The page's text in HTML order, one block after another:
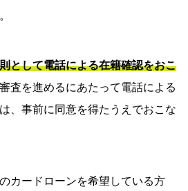
として電話による在籍確認をおこ
査を進めるにあたって電話による
、事前に同意を得たうえでおこな
カードローンを希望している方